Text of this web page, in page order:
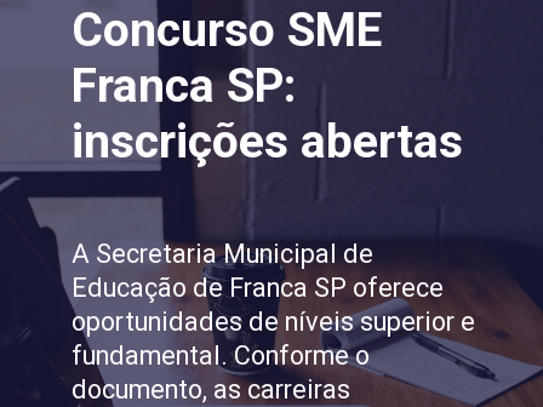
Concurso SME
Franca SP:
inscrições abertas
A Secretaria Municipal de
Educação de Franca SP oferece
oportunidades de níveis superior e
fundamental. Conforme o
documento, as carreiras